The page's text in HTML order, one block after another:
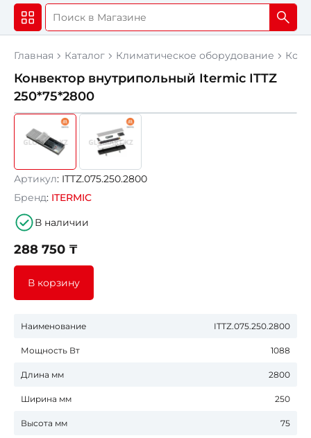
Главная Каталог Климатическое оборудование
Конвектор внутрипольный Itermic ITTZ
250*75*2800
Артикул: ITTZ.075.250.2800
Бренд: ITERMIC
В наличии
288 750 ₸
В корзину
Наименование ITTZ.075.250.2800
Мощность Вт 1088
Длина мм 2800
Ширина мм 250
Высота мм 75